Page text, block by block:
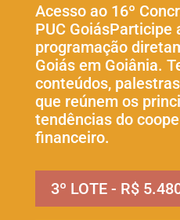
Acesso ao 16º
PUC GoiásParticipe
programação
Goiás em Goiânia.
conteúdos,
que reúnem os
tendências do
financeiro.
3º LOTE - R$